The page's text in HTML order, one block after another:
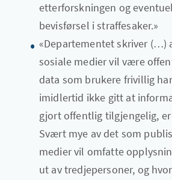
etterforskningen og
bevisførsel i straffesaker.»
«Departementet skriver (…)
sosiale medier vil være
data som brukere frivillig
imidlertid ikke gitt at
gjort offentlig tilgjengelig,
Svært mye av det som
medier vil omfatte
ut av tredjepersoner, og